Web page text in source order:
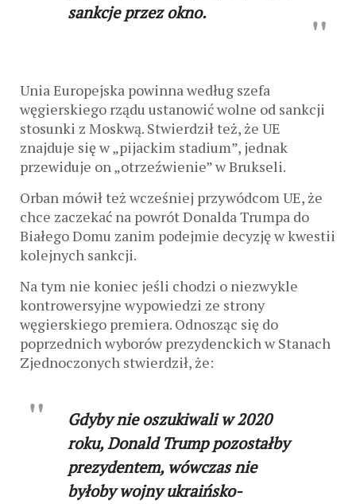
sankcje przez okno.
Unia Europejska powinna według szefa
węgierskiego rządu ustanowić wolne od sankcji
stosunki z Moskwą. Stwierdził też, że UE
znajduje się w „pijackim stadium”, jednak
przewiduje on „otrzeźwienie” w Brukseli.
Orban mówił też wcześniej przywódcom UE, że
chce zaczekać na powrót Donalda Trumpa do
Białego Domu zanim podejmie decyzję w kwestii
kolejnych sankcji.
Na tym nie koniec jeśli chodzi o niezwykle
kontrowersyjne wypowiedzi ze strony
węgierskiego premiera. Odnosząc się do
poprzednich wyborów prezydenckich w Stanach
Zjednoczonych stwierdził, że:
Gdyby nie oszukiwali w 2020
roku, Donald Trump pozostałby
prezydentem, wówczas nie
byłoby wojny ukraińsko-